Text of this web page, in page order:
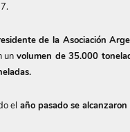
de la Asociación
un volumen de 35.000
el año pasado se